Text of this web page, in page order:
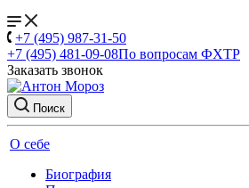
+7 (495) 987-31-50
+7 (495) 481-09-08По вопросам ФХТР
Заказать звонок
Поиск
О себе
Биография